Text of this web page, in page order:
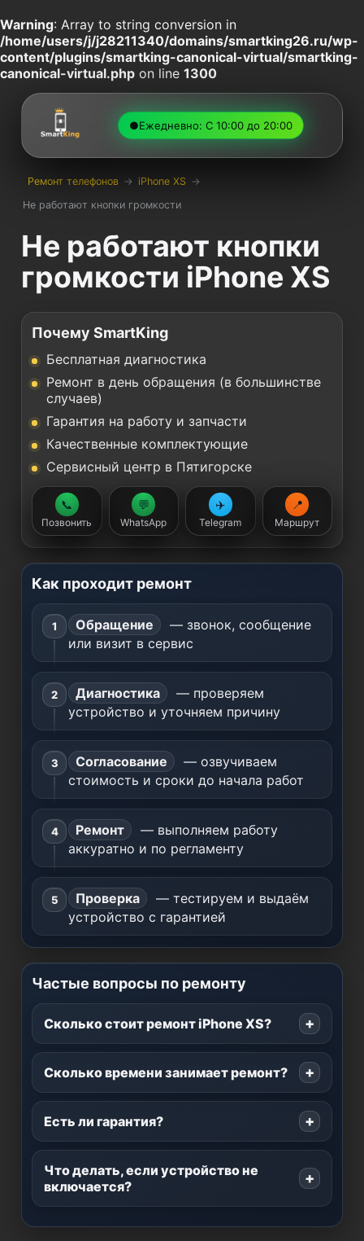
Warning: Array to string conversion in
/home/users/j/j28211340/domains/smartking26.ru/wp-
content/plugins/smartking-canonical-virtual/smartking-
canonical-virtual.php on line 1300
●Ежедневно: С 10:00 до 20:00
Ремонт телефонов → iPhone XS →
Не работают кнопки громкости
Не работают кнопки
громкости iPhone XS
Почему SmartKing
Бесплатная диагностика
Ремонт в день обращения (в большинстве
случаев)
Гарантия на работу и запчасти
Качественные комплектующие
Сервисный центр в Пятигорске
📞
Позвонить
💬
WhatsApp
✈️
Telegram
📍
Маршрут
Как проходит ремонт
Обращение
— звонок, сообщение
или визит в сервис
Диагностика
— проверяем
устройство и уточняем причину
Согласование
— озвучиваем
стоимость и сроки до начала работ
Ремонт
— выполняем работу
аккуратно и по регламенту
Проверка
— тестируем и выдаём
устройство с гарантией
Частые вопросы по ремонту
Сколько стоит ремонт iPhone XS?
Сколько времени занимает ремонт?
Есть ли гарантия?
Что делать, если устройство не
включается?